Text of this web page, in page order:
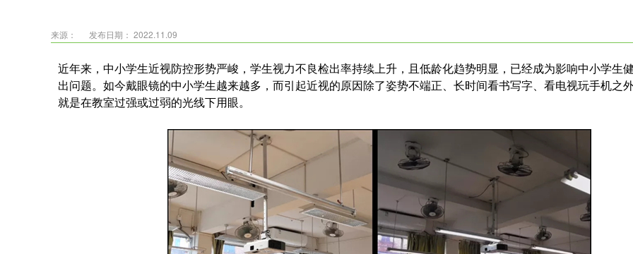
来源： 发布日期： 2022.11.09
近年来，中小学生近视防控形势严峻，学生视力不良检出率持续上升，且低龄化趋势明显，已经成为影响中小学生
出问题。如今戴眼镜的中小学生越来越多，而引起近视的原因除了姿势不端正、长时间看书写字、看电视玩手机之
就是在教室过强或过弱的光线下用眼。